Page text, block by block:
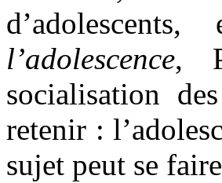
l’adolescence,
socialisation
retenir :
sujet peut se